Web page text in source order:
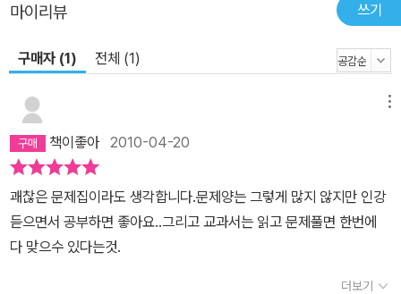
마이리뷰 쓰기
구매자 (1) 전체 (1)
책이좋아2010-04-20
괘찮은 문제집이라도 생각합니다.문제양는 그렇게 많지 않지만 인강
듣으면서 공부하면 좋아요..그리고 교과서는 읽고 문제풀면 한번에
다 맞으수 있다는것.
더보기